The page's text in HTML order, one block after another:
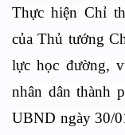
Thực hiện Chỉ
của Thủ tướng
lực học đường,
nhân dân thành
UBND ngày 30/